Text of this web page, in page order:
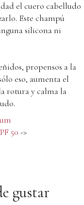
el cuero cabelludo
Este champú
silicona ni
propensos a la
eso, aumenta el
rotura y calma la
50 ->
gustar